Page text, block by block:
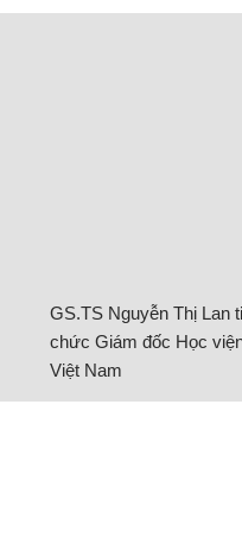
GS.TS Nguyễn Thị Lan
chức Giám đốc Học
Việt Nam